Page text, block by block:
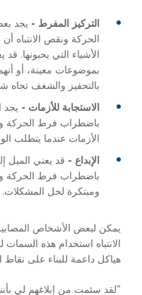
التركيز المفرط - يجد
الحركة ونقص الانتباه
الأشياء التي يحبونها.
بموضوعات معينة، أو
بالتحفيز والشغف تجاه
الاستجابة للأزمات - يجد
باضطراب فرط الحركة
الأزمات عندما يتطلب
الإبداع - قد يعني الميل
باضطراب فرط الحركة
ومبتكرة لحل المشكلات.
يمكن لبعض الأشخاص
الانتباه استخدام هذه
هياكل داعمة للبناء على نقاط
”لقد سئمت من إبلاغهم لي